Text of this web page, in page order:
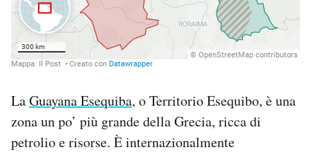
LaGuayana Esequiba, o Territorio Esequibo, è una
zona un po’ più grande della Grecia, ricca di
petrolio e risorse. È internazionalmente